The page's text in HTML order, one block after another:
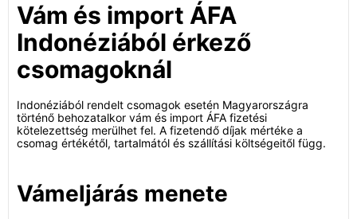
Vám és import ÁFA
Indonéziából érkező
csomagoknál
Indonéziából rendelt csomagok esetén Magyarországra
történő behozatalkor vám és import ÁFA fizetési
kötelezettség merülhet fel. A fizetendő díjak mértéke a
csomag értékétől, tartalmától és szállítási költségeitől függ.
Vámeljárás menete